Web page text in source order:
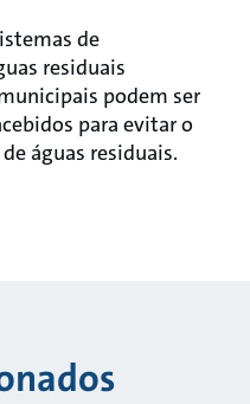
de
residuais
podem ser
para evitar o
águas residuais.